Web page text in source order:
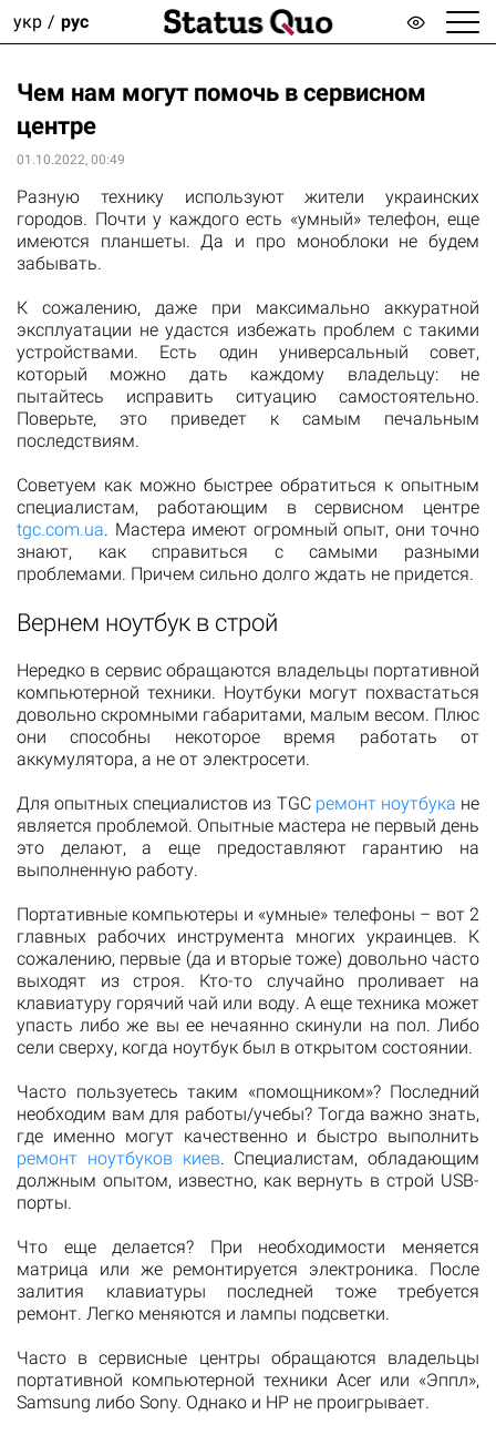
укр рус
Чем нам могут помочь в сервисном
центре
01.10.2022, 00:49
Разную технику используют жители украинских
городов. Почти у каждого есть «умный» телефон, еще
имеются планшеты. Да и про моноблоки не будем
забывать.
К сожалению, даже при максимально аккуратной
эксплуатации не удастся избежать проблем с такими
устройствами. Есть один универсальный совет,
который можно дать каждому владельцу: не
пытайтесь исправить ситуацию самостоятельно.
Поверьте, это приведет к самым печальным
последствиям.
Советуем как можно быстрее обратиться к опытным
специалистам, работающим в сервисном центре
tgc.com.ua. Мастера имеют огромный опыт, они точно
знают, как справиться с самыми разными
проблемами. Причем сильно долго ждать не придется.
Вернем ноутбук в строй
Нередко в сервис обращаются владельцы портативной
компьютерной техники. Ноутбуки могут похвастаться
довольно скромными габаритами, малым весом. Плюс
они способны некоторое время работать от
аккумулятора, а не от электросети.
Для опытных специалистов из TGC ремонт ноутбука не
является проблемой. Опытные мастера не первый день
это делают, а еще предоставляют гарантию на
выполненную работу.
Портативные компьютеры и «умные» телефоны – вот 2
главных рабочих инструмента многих украинцев. К
сожалению, первые (да и вторые тоже) довольно часто
выходят из строя. Кто-то случайно проливает на
клавиатуру горячий чай или воду. А еще техника может
упасть либо же вы ее нечаянно скинули на пол. Либо
сели сверху, когда ноутбук был в открытом состоянии.
Часто пользуетесь таким «помощником»? Последний
необходим вам для работы/учебы? Тогда важно знать,
где именно могут качественно и быстро выполнить
ремонт ноутбуков киев. Специалистам, обладающим
должным опытом, известно, как вернуть в строй USB-
порты.
Что еще делается? При необходимости меняется
матрица или же ремонтируется электроника. После
залития клавиатуры последней тоже требуется
ремонт. Легко меняются и лампы подсветки.
Часто в сервисные центры обращаются владельцы
портативной компьютерной техники Acer или «Эппл»,
Samsung либо Sony. Однако и НР не проигрывает.